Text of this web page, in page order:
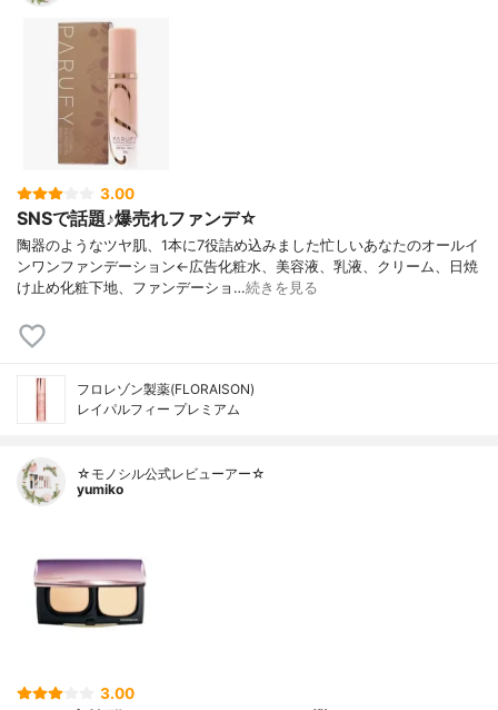
3.00
SNSで話題♪爆売れファンデ☆
陶器のようなツヤ肌、1本に7役詰め込みました忙しいあなたのオールイ
ンワンファンデーション←広告化粧水、美容液、乳液、クリーム、日焼
け止め化粧下地、ファンデーショ…続きを見る
フロレゾン製薬(FLORAISON)
レイパルフィー プレミアム
☆モノシル公式レビューアー☆
yumiko
3.00